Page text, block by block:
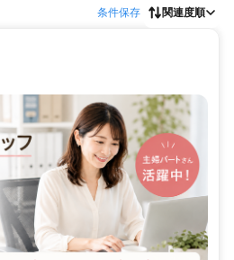
条件保存 関連度順